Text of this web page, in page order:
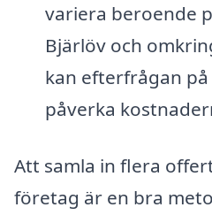
variera beroende
Bjärlöv och
kan efterfrågan
påverka
Att samla in flera
företag är en bra